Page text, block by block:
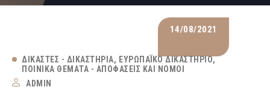
14/08/2021
ΔΙΚΑΣΤΈΣ - ΔΙΚΑΣΤΉΡΙΑ
ΕΥΡΩΠΑΪΚΌ ΔΙΚΑΣΤΉΡΙΟ
ΠΟΙΝΙΚΆ ΘΈΜΑΤΑ - ΑΠΟΦΆΣΕΙΣ ΚΑΙ ΝΌΜΟΙ
ADMIN